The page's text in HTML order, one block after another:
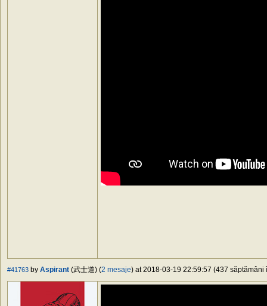
#41763 by Aspirant (武士道) (2 mesaje) at 2018-03-19 22:59:57 (437 săptămâni